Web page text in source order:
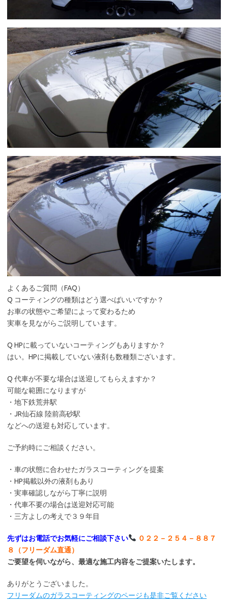
よくあるご質問（FAQ）
Q コーティングの種類はどう選べばいいですか？
お車の状態やご希望によって変わるため
実車を見ながらご説明しています。
Q HPに載っていないコーティングもありますか？
はい。HPに掲載していない液剤も数種類ございます。
Q 代車が不要な場合は送迎してもらえますか？
可能な範囲になりますが
・地下鉄荒井駅
・JR仙石線 陸前高砂駅
などへの送迎も対応しています。
ご予約時にご相談ください。
・車の状態に合わせたガラスコーティングを提案
・HP掲載以外の液剤もあり
・実車確認しながら丁寧に説明
・代車不要の場合は送迎対応可能
・三方よしの考えで３９年目
先ずはお電話でお気軽にご相談下さい
０２２－２５４－８８７
８（フリーダム直通）
ご要望を伺いながら、最適な施工内容をご提案いたします。
ありがとうございました。
フリーダムのガラスコーティングのページも是非ご覧ください